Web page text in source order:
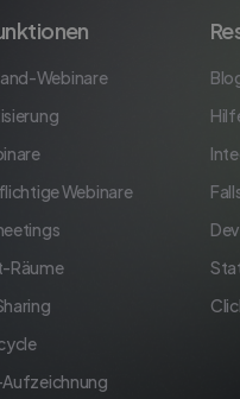
Webinare
Webinare
Räume